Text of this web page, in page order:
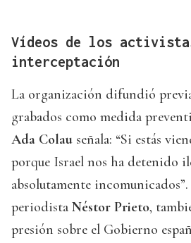
Vídeos de los
interceptación
La organización difundió
grabados como medida
Ada Colau señala: “Si estás
porque Israel nos ha detenido
absolutamente
periodista Néstor Prieto,
presión sobre el Gobierno